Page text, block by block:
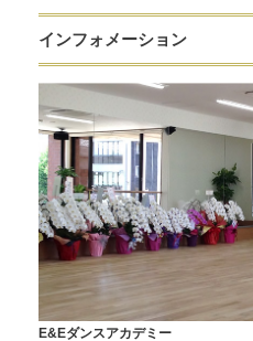
インフォメーション
E&Eダンスアカデミー